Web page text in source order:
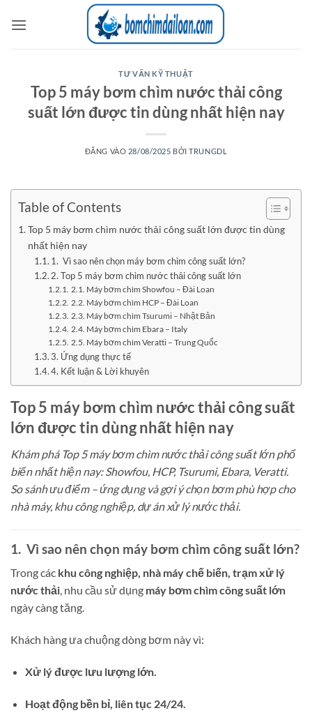
qua
TƯ VẤN KỸ THUẬT
Top 5 máy bơm chìm nước thải công
suất lớn được tin dùng nhất hiện nay
ĐĂNG VÀO 28/08/2025 BỞITRUNGDL
Table of Contents
Top 5 máy bơm chìm nước thải công suất lớn được tin dùng
nhất hiện nay
1. Vì sao nên chọn máy bơm chìm công suất lớn?
2. Top 5 máy bơm chìm nước thải công suất lớn
2.1. Máy bơm chìm Showfou – Đài Loan
2.2. Máy bơm chìm HCP – Đài Loan
2.3. Máy bơm chìm Tsurumi – Nhật Bản
2.4. Máy bơm chìm Ebara – Italy
2.5. Máy bơm chìm Veratti – Trung Quốc
3. Ứng dụng thực tế
4. Kết luận & Lời khuyên
Top 5 máy bơm chìm nước thải công suất
lớn được tin dùng nhất hiện nay
Khám phá Top 5 máy bơm chìm nước thải công suất lớn phổ
biến nhất hiện nay: Showfou, HCP, Tsurumi, Ebara, Veratti.
So sánh ưu điểm – ứng dụng và gợi ý chọn bơm phù hợp cho
nhà máy, khu công nghiệp, dự án xử lý nước thải.
1. Vì sao nên chọn máy bơm chìm công suất lớn?
Trong các khu công nghiệp, nhà máy chế biến, trạm xử lý
nước thải, nhu cầu sử dụng máy bơm chìm công suất lớn
ngày càng tăng.
Khách hàng ưa chuộng dòng bơm này vì:
Xử lý được lưu lượng lớn.
Hoạt động bền bỉ, liên tục 24/24.